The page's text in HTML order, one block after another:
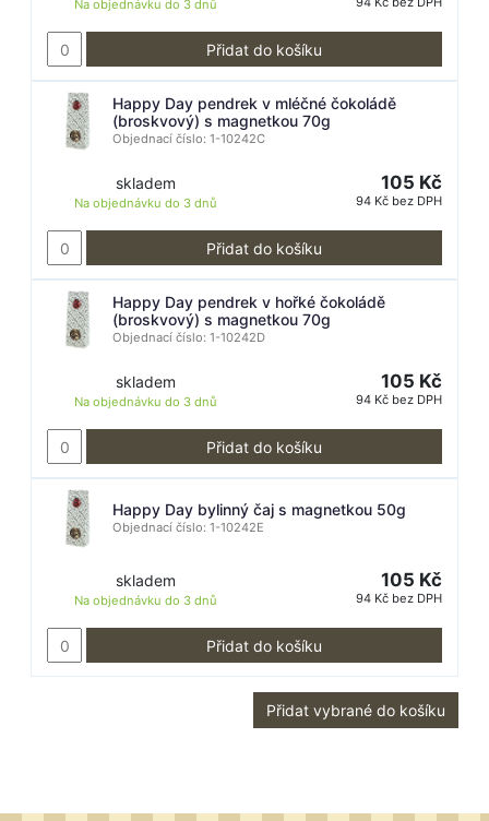
Na objednávku do 3 dnů
Přidat do košíku
Happy Day pendrek v mléčné čokoládě
(broskvový) s magnetkou 70g
Objednací číslo: 1-10242C
skladem
Na objednávku do 3 dnů
105 Kč
94 Kč bez DPH
Přidat do košíku
Happy Day pendrek v hořké čokoládě
(broskvový) s magnetkou 70g
Objednací číslo: 1-10242D
skladem
Na objednávku do 3 dnů
105 Kč
94 Kč bez DPH
Přidat do košíku
Happy Day bylinný čaj s magnetkou 50g
Objednací číslo: 1-10242E
skladem
Na objednávku do 3 dnů
105 Kč
94 Kč bez DPH
Přidat do košíku
Přidat vybrané do košíku